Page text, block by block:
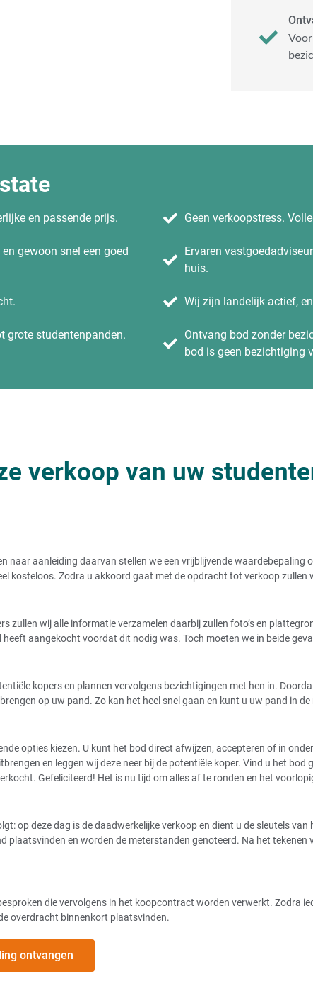
en passende prijs.
gewoon snel een goed
grote studentenpanden.
Geen verkoopstress.
Ervaren
huis.
Wij zijn landelijk actief,
Ontvang bod zonder
bod is geen bezichtiging
verkoop van uw
naar aanleiding daarvan stellen we een vrijblijvende
kosteloos. Zodra u akkoord gaat met de opdracht tot verkoop zullen
zullen wij alle informatie verzamelen daarbij zullen foto’s en
aangekocht voordat dit nodig was. Toch moeten we in beide
kopers en plannen vervolgens bezichtigingen met hen in.
op uw pand. Zo kan het heel snel gaan en kunt u uw pand in
opties kiezen. U kunt het bod direct afwijzen, accepteren of in
en leggen wij deze neer bij de potentiële koper. Vind u het
Gefeliciteerd! Het is nu tijd om alles af te ronden en het
op deze dag is de daadwerkelijke verkoop en dient u de sleutels
plaatsvinden en worden de meterstanden genoteerd. Na het
die vervolgens in het koopcontract worden verwerkt. Zodra
overdracht binnenkort plaatsvinden.
ontvangen